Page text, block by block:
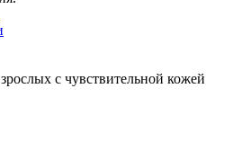
с чувствительной кожей